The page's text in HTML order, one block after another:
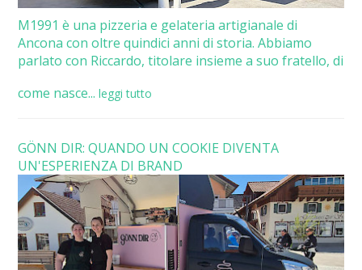
M1991 è una pizzeria e gelateria artigianale di
Ancona con oltre quindici anni di storia. Abbiamo
parlato con Riccardo, titolare insieme a suo fratello, di
come nasce... leggi tutto
GÖNN DIR: QUANDO UN COOKIE DIVENTA
UN'ESPERIENZA DI BRAND